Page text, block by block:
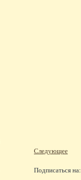
Следующее
Подписаться на: